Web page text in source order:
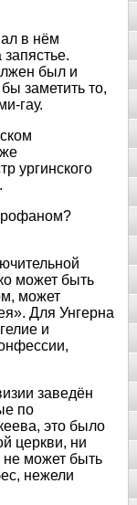
в нём
был и
заметить то,
гау.
ургинского
может быть
может
Для Унгерна
и
заведён
по
это было
церкви, ни
может быть
нежели